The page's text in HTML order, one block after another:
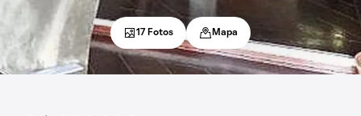
17 Fotos Mapa